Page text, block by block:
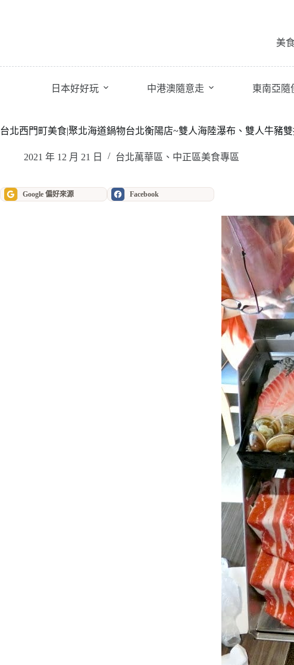
內
美
日本好好玩 中港澳隨意走 東南亞隨
台北西門町美食|聚北海道鍋物台北衡陽店~雙人海陸瀑布、雙人牛豬
2021 年 12 月 21 日 台北萬華區、中正區美食專區
Google 偏好來源 Facebook